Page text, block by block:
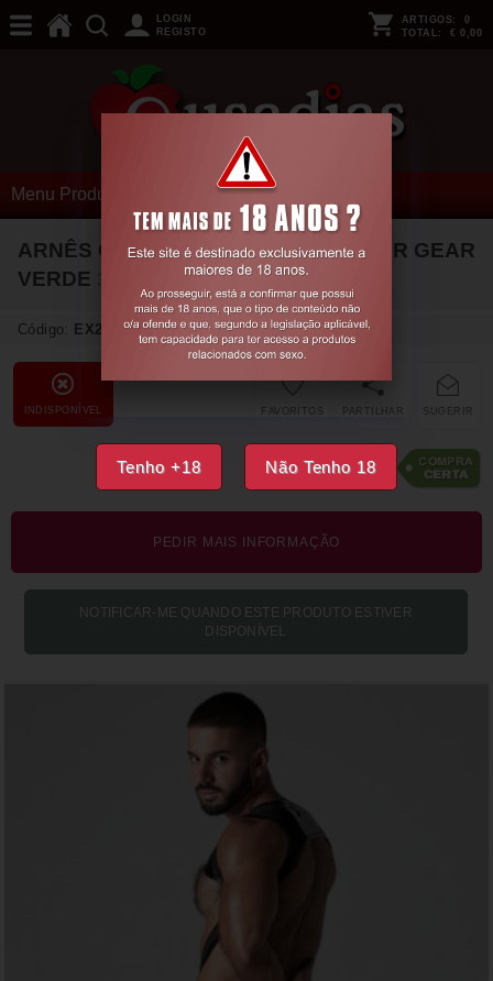
Tenho +18 Não Tenho 18
LOGIN
REGISTO
ARTIGOS: 0
TOTAL: € 0,00
Menu Produtos
ARNÊS CORPORAL GRAB IT LOCKER GEAR
VERDE
Código: EX22736
INDISPONÍVEL SUGERIR
PARTILHAR
FAVORITOS
€27,93
PEDIR MAIS INFORMAÇÃO